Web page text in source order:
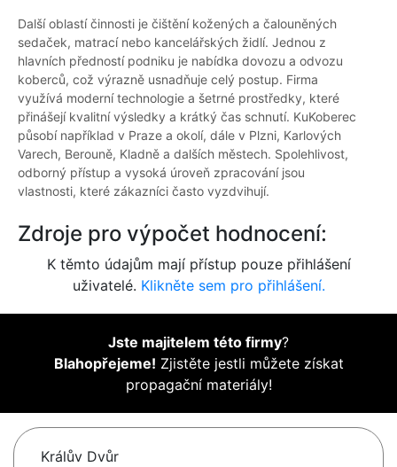
Další oblastí činnosti je čištění kožených a čalouněných
sedaček, matrací nebo kancelářských židlí. Jednou z
hlavních předností podniku je nabídka dovozu a odvozu
koberců, což výrazně usnadňuje celý postup. Firma
využívá moderní technologie a šetrné prostředky, které
přinášejí kvalitní výsledky a krátký čas schnutí. KuKoberec
působí například v Praze a okolí, dále v Plzni, Karlových
Varech, Berouně, Kladně a dalších městech. Spolehlivost,
odborný přístup a vysoká úroveň zpracování jsou
vlastnosti, které zákazníci často vyzdvihují.
Zdroje pro výpočet hodnocení:
K těmto údajům mají přístup pouze přihlášení
uživatelé. Klikněte sem pro přihlášení.
Jste majitelem této firmy?
Blahopřejeme! Zjistěte jestli můžete získat
propagační materiály!
Králův Dvůr